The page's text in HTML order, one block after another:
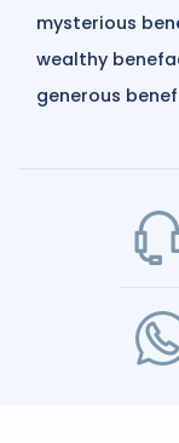
mysterious
wealthy
generous